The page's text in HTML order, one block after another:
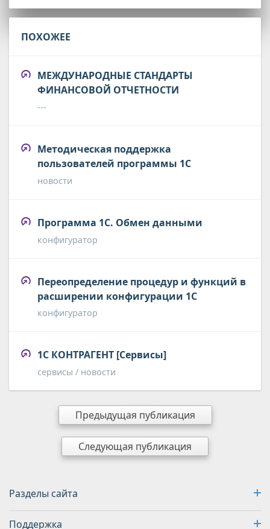
ПОХОЖЕЕ
МЕЖДУНАРОДНЫЕ СТАНДАРТЫ
ФИНАНСОВОЙ ОТЧЕТНОСТИ
---
Методическая поддержка
пользователей программы 1С
новости
Программа 1С. Обмен данными
конфигуратор
Переопределение процедур и функций в
расширении конфигурации 1С
конфигуратор
1С КОНТРАГЕНТ [Сервисы]
сервисы / новости
Предыдущая публикация
Следующая публикация
Разделы сайта
Поддержка